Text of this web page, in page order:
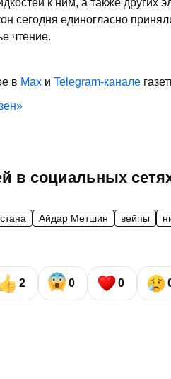
сегодня единогласно
чтение.
в Max и Telegram-канале
в социальных
Айдар Метшин вейпы
2 0 0